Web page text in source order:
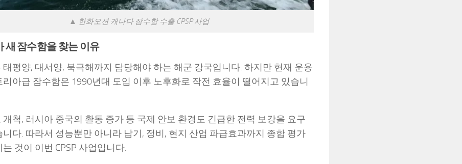
▲ 한화오션 캐나다 잠수함 수출 CPSP 사업
새 잠수함을 찾는 이유
태평양, 대서양, 북극해까지 담당해야 하는 해군 강국입니다. 하지만 현재 운용
리아급 잠수함은 1990년대 도입 이후 노후화로 작전 효율이 떨어지고 있습니
개척, 러시아·중국의 활동 증가 등 국제 안보 환경도 긴급한 전력 보강을 요구
니다. 따라서 성능뿐만 아니라 납기, 정비, 현지 산업 파급효과까지 종합 평가
것이 이번 CPSP 사업입니다.